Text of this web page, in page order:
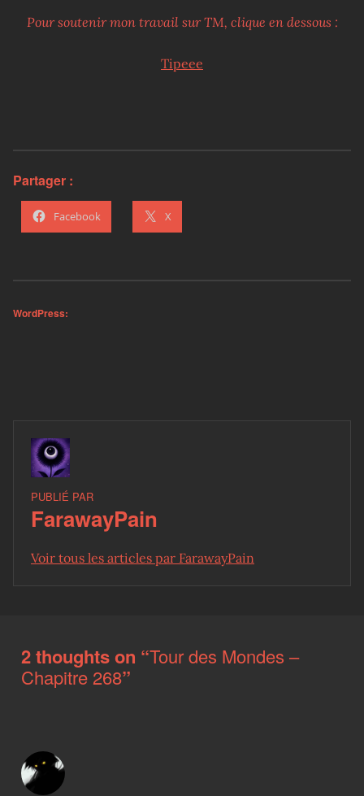
Pour soutenir mon travail sur TM, clique en dessous :
Tipeee
Partager :
Facebook X
WordPress:
PUBLIÉ PAR
FarawayPain
Voir tous les articles par FarawayPain
2 thoughts on “Tour des Mondes –
Chapitre 268”